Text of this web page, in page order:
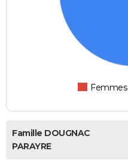
Femmes
Famille DOUGNAC
PARAYRE